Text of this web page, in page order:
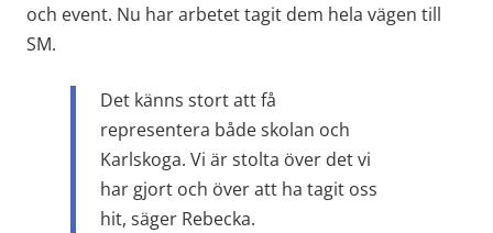
och event. Nu har arbetet tagit dem hela vägen till
SM.
Det känns stort att få
representera både skolan och
Karlskoga. Vi är stolta över det vi
har gjort och över att ha tagit oss
hit, säger Rebecka.